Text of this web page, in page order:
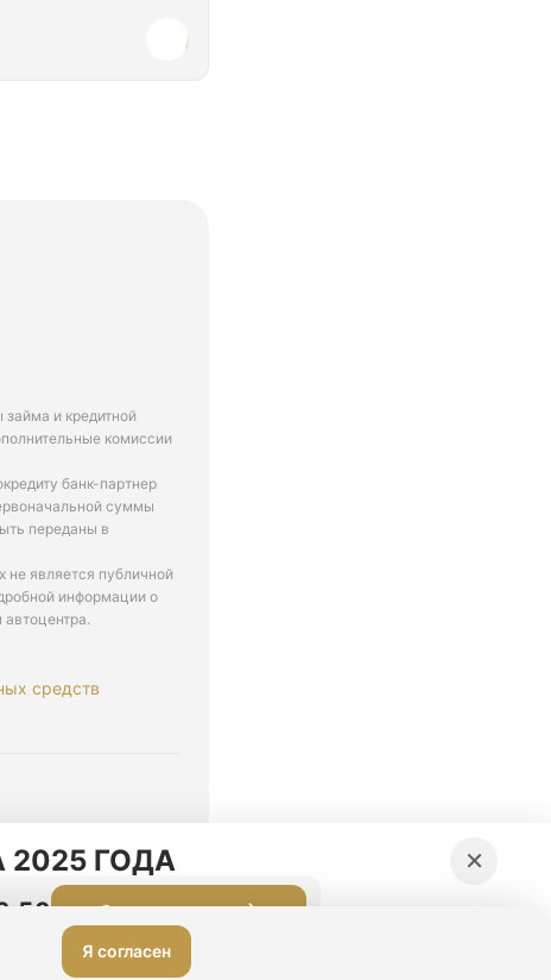
займа и кредитной
комиссии
банк-партнер
суммы
переданы в
не является публичной
информации о
средств
Я согласен
ГОДА
Оставить заявку
×